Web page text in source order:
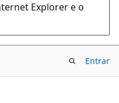
Explorer e o
Entrar